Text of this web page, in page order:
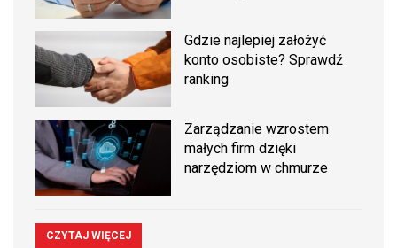
Gdzie najlepiej założyć
konto osobiste? Sprawdź
ranking
Zarządzanie wzrostem
małych firm dzięki
narzędziom w chmurze
CZYTAJ WIĘCEJ